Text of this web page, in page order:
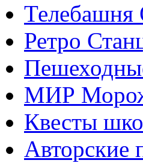
Телебашня
Ретро
МИР
Квесты
Авторские